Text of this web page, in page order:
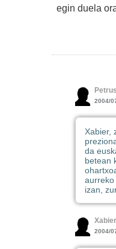
egin duela
2004/
Xabier,
da
betean
aurreko
izan,
2004/